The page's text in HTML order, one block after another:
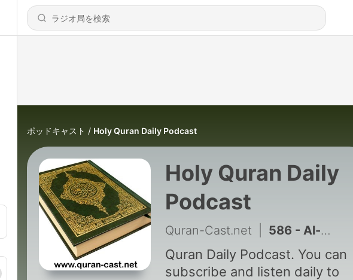
ポッドキャスト Holy Quran Daily Podcast
Holy Quran Daily
Podcast
Quran-Cast.net 586 - Al-Nass (1/1)
Quran Daily Podcast. You can
subscribe and listen daily to